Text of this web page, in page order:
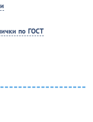
по ГОСТ